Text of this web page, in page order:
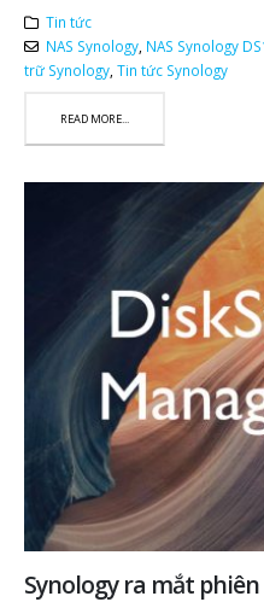
Tin tức
NAS Synology, NAS Synology
trữ Synology Tin tức Synology
READ MORE...
Synology ra mắt phiên